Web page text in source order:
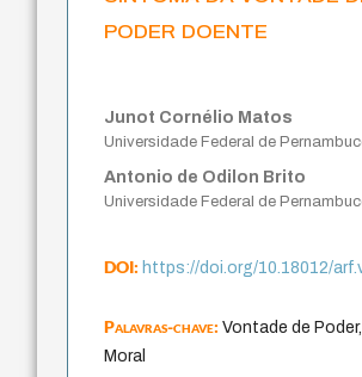
poder doente
Junot Cornélio Matos
Universidade Federal de
Antonio de Odilon Brito
Universidade Federal de
DOI:https://doi.org/10.18012/
Palavras-chave:Vontade de
Moral